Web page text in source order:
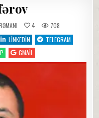
4
708
LINKEDIN
TELEGRAM
GMAIL